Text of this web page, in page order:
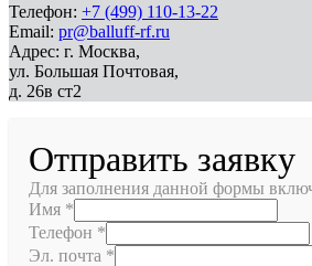
Телефон: +7 (499) 110-13-22
Email: pr@balluff-rf.ru
Адрес: г. Москва,
ул. Большая Почтовая,
д. 26в ст2
Отправить заявку
Для заполнения данной формы
Имя *
Телефон *
Эл. почта *